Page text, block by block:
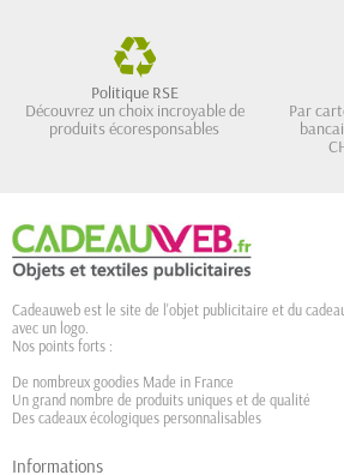
Politique RSE
Découvrez un choix incroyable de
produits écoresponsables
Par
Cadeauweb est le site de l'objet publicitaire et du
avec un logo.
Nos points forts :
De nombreux goodies Made in France
Un grand nombre de produits uniques et de qualité
Des cadeaux écologiques personnalisables
Informations